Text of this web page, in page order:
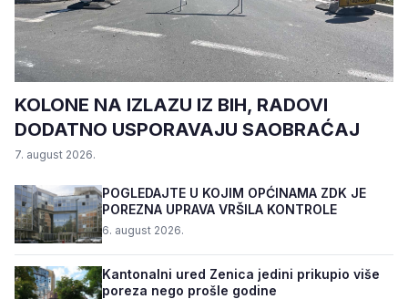
KOLONE NA IZLAZU IZ BIH, RADOVI
DODATNO USPORAVAJU SAOBRAĆAJ
7. august 2026.
POGLEDAJTE U KOJIM OPĆINAMA ZDK JE
POREZNA UPRAVA VRŠILA KONTROLE
6. august 2026.
Kantonalni ured Zenica jedini prikupio više
poreza nego prošle godine